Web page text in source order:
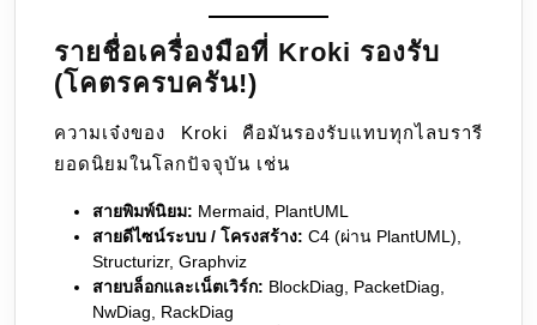
รายชื่อเครื่องมือที่ Kroki รองรับ
(โคตรครบครัน!)
ความเจ๋งของ Kroki คือมันรองรับแทบทุกไลบรารี
ยอดนิยมในโลกปัจจุบัน เช่น
สายพิมพ์นิยม: Mermaid, PlantUML
สายดีไซน์ระบบ / โครงสร้าง: C4 (ผ่าน PlantUML),
Structurizr, Graphviz
สายบล็อกและเน็ตเวิร์ก: BlockDiag, PacketDiag,
NwDiag, RackDiag